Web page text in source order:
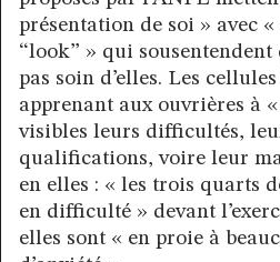
présentation de soi » avec
“look” » qui sousentendent
pas soin d’elles. Les
apprenant aux ouvrières à
visibles leurs difficultés,
qualifications, voire leur
en elles : « les trois quarts
en difficulté » devant
elles sont « en proie à